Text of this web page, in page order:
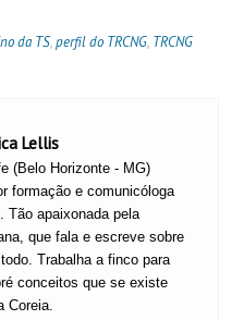
da TS,perfil do TRCNG, TRCNG
Lellis
(Belo Horizonte - MG)
formação e comunicóloga
Tão apaixonada pela
que fala e escreve sobre
Trabalha a finco para
conceitos que se existe
Coreia.